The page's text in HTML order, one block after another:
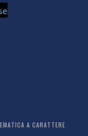
A CARATTERE